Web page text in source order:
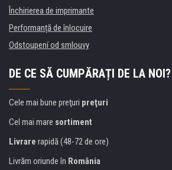
Închirierea de imprimante
Performanță de înlocuire
Odstoupení od smlouvy
DE CE SĂ CUMPĂRAȚI DE LA NOI?
Cele mai bune preţuri preţuri
Cel mai mare sortiment
Livrare rapidă (48-72 de ore)
Livrăm oriunde în România